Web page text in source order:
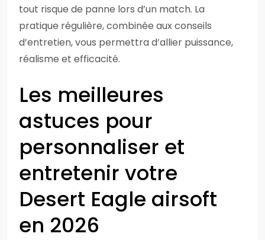
tout risque de panne lors d’un match. La
pratique régulière, combinée aux conseils
d’entretien, vous permettra d’allier puissance,
réalisme et efficacité.
Les meilleures
astuces pour
personnaliser et
entretenir votre
Desert Eagle airsoft
en 2026